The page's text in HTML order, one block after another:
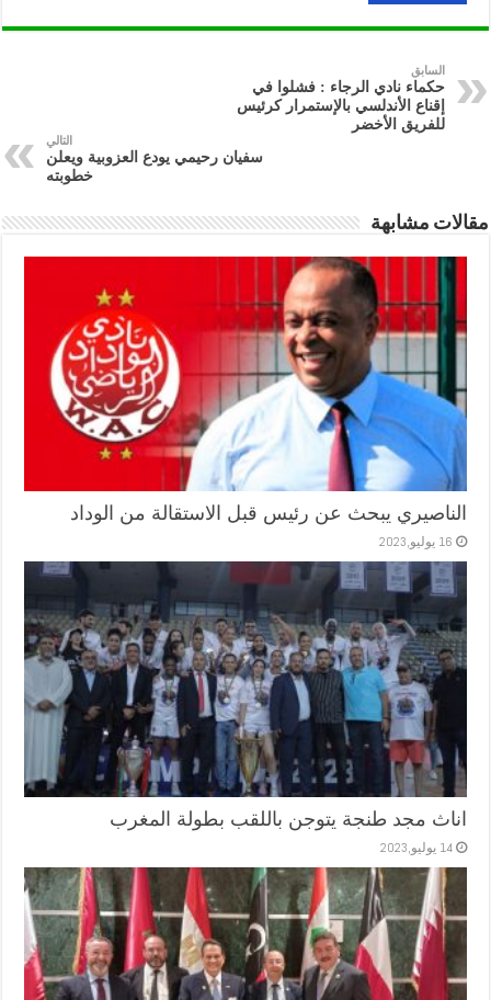
السابق
حكماء نادي الرجاء : فشلوا في
إقناع الأندلسي بالإستمرار كرئيس
للفريق الأخضر
التالي
سفيان رحيمي يودع العزوبية ويعلن
خطوبته
مقالات مشابهة
الناصيري يبحث عن رئيس قبل الاستقالة من الوداد
16 يوليو,2023
اناث مجد طنجة يتوجن باللقب بطولة المغرب
14 يوليو,2023